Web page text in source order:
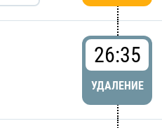
26:35
УДАЛЕНИЕ